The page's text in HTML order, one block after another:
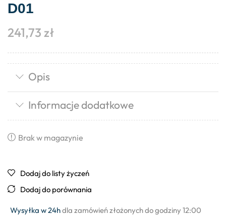
D01
241,73 zł
Opis
Informacje dodatkowe
Brak w magazynie
Dodaj do listy życzeń
Dodaj do porównania
Wysyłka w 24hdla zamówień złożonych do godziny 12:00